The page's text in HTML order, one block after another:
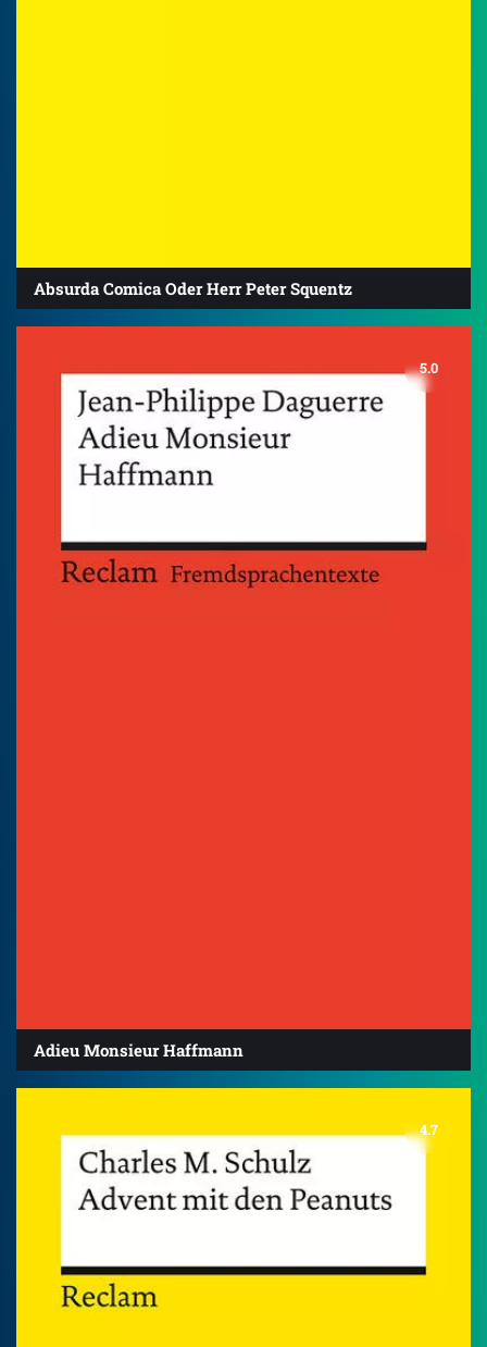
Absurda Comica Oder Herr Peter Squentz
5.0
Adieu Monsieur Haffmann
4.7